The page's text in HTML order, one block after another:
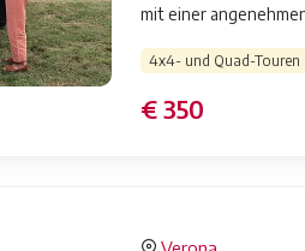
mit einer
4x4- und Quad-Touren
€ 350